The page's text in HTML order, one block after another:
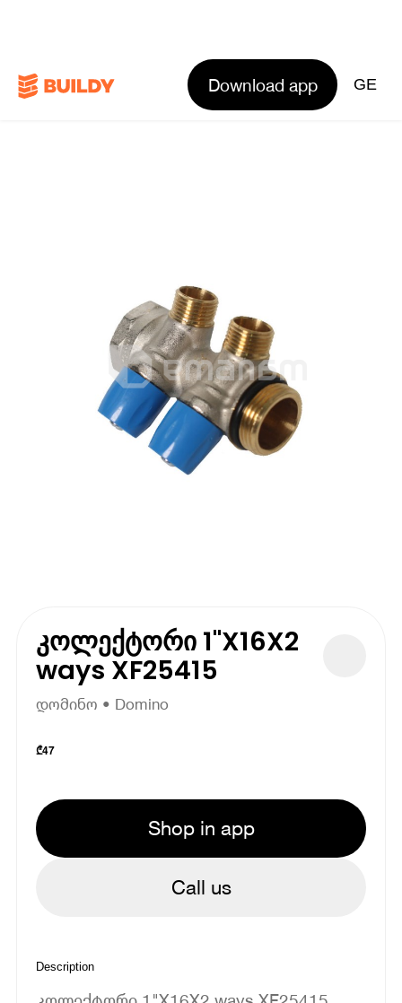
Download app GE
კოლექტორი 1"X16X2
ways XF25415
დომინო • Domino
₾47
Shop in app
Call us
Description